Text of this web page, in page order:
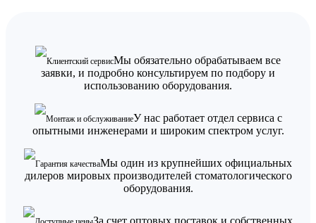
Клиентский сервисМы обязательно обрабатываем все
заявки, и подробно консультируем по подбору и
использованию оборудования.
Монтаж и обслуживаниеУ нас работает отдел сервиса с
опытными инженерами и широким спектром услуг.
Гарантия качестваМы один из крупнейших официальных
дилеров мировых производителей стоматологического
оборудования.